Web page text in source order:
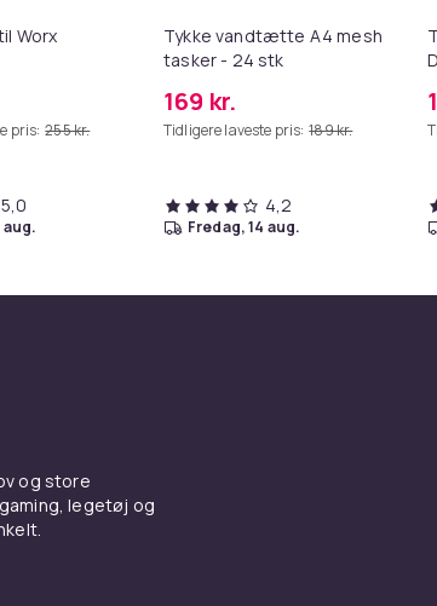
Worx
pris: 255 kr.
5,0
aug.
Tykke vandtætte A4 mesh
tasker - 24 stk
169 kr.
Tidligere laveste pris: 189 kr.
4,2
fredag, 14 aug.
og store
legetøj og